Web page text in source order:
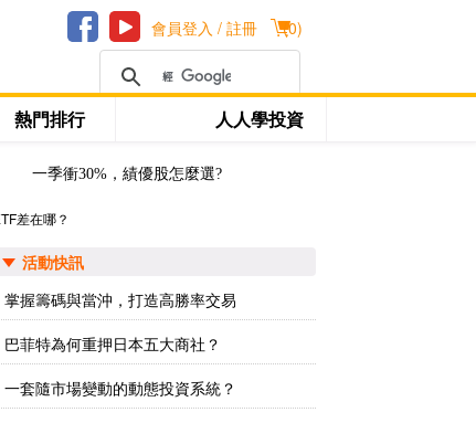
(0)
會員登入 / 註冊
熱門排行 人人學投資
一季衝30%，績優股怎麼選?
差在哪？
活動快訊
掌握籌碼與當沖，打造高勝率交易
巴菲特為何重押日本五大商社？
一套隨市場變動的動態投資系統？